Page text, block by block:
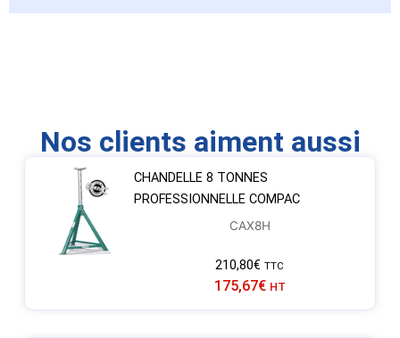
Nos clients aiment aussi
CHANDELLE 8 TONNES
PROFESSIONNELLE COMPAC
CAX8H
210,80€ TTC
175,67€ HT